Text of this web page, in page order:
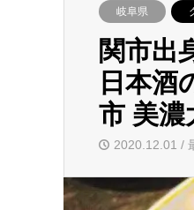
岐阜県
関市出
日本酒
市 美濃
2020.12.01 /